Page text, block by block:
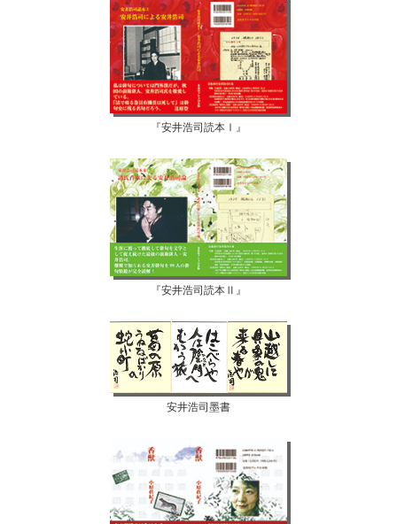
『安井浩司読本Ⅰ』
『安井浩司読本Ⅱ』
安井浩司墨書